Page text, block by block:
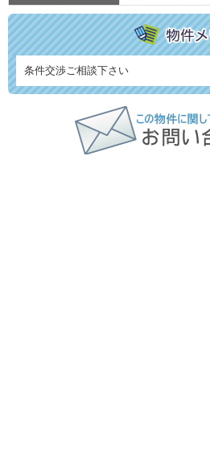
条件交渉ご相談下さい